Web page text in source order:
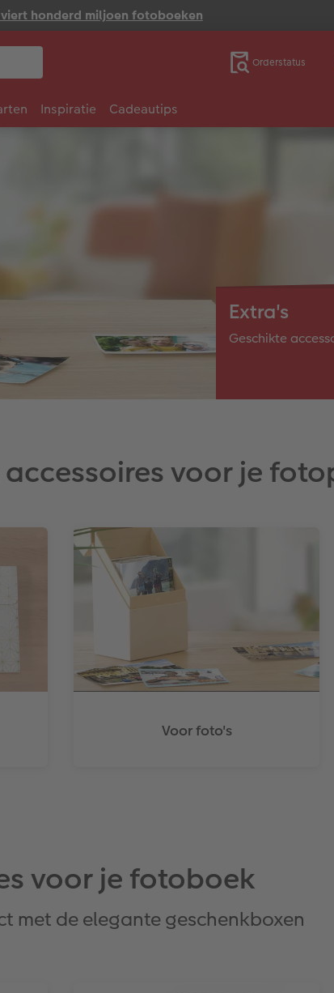
viert honderd miljoen fotoboeken
Orderstatus
Inspiratie Cadeautips
Extra's
Geschikte
voor je
Voor foto's
voor je fotoboek
met de elegante geschenkboxen